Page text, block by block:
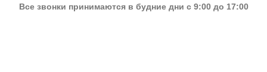
Все звонки принимаются в будние дни с 9:00 до 17:00